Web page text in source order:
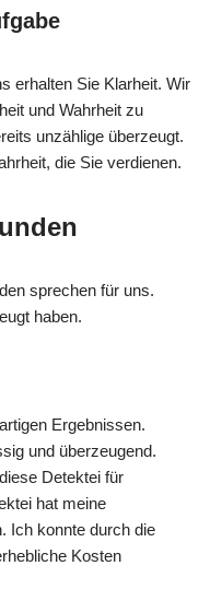
erhalten Sie Klarheit. Wir
und Wahrheit zu
unzählige überzeugt.
die Sie verdienen.
sprechen für uns.
haben.
Ergebnissen.
und überzeugend.
Detektei für
hat meine
Ich konnte durch die
Kosten